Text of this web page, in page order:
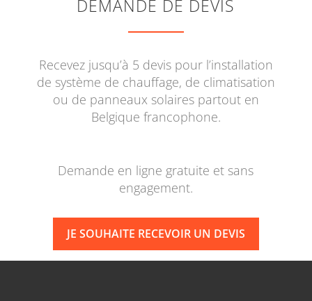
DEMANDE DE DEVIS
Recevez jusqu’à 5 devis pour l’installation
de système de chauffage, de climatisation
ou de panneaux solaires partout en
Belgique francophone.
Demande en ligne gratuite et sans
engagement.
JE SOUHAITE RECEVOIR UN DEVIS